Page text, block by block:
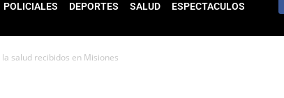
POLICIALES DEPORTES SALUD ESPECTACULOS
salud recibidos en Misiones